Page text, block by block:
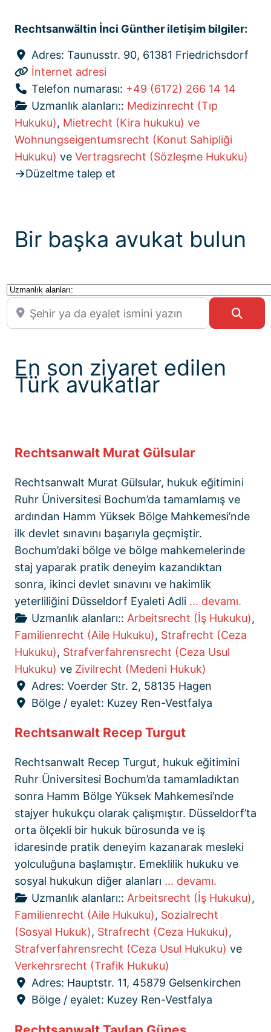
Rechtsanwältin İnci Günther iletişim bilgiler:
Adres: Taunusstr. 90, 61381 Friedrichsdorf
İnternet adresi
Telefon numarası: +49 (6172) 266 14 14
Uzmanlık alanları:: Medizinrecht (Tıp
Hukuku), Mietrecht (Kira hukuku) ve
Wohnungseigentumsrecht (Konut Sahipliği
Hukuku) ve Vertragsrecht (Sözleşme Hukuku)
Düzeltme talep et
Bir başka avukat bulun
Uzmanlık alanları:
Şehir ya da eyalet ismini yazın
En son ziyaret edilen
Türk avukatlar
Rechtsanwalt Murat Gülsular
Rechtsanwalt Murat Gülsular, hukuk eğitimini
Ruhr Üniversitesi Bochum’da tamamlamış ve
ardından Hamm Yüksek Bölge Mahkemesi’nde
ilk devlet sınavını başarıyla geçmiştir.
Bochum’daki bölge ve bölge mahkemelerinde
staj yaparak pratik deneyim kazandıktan
sonra, ikinci devlet sınavını ve hakimlik
yeterliliğini Düsseldorf Eyaleti Adli ... devamı.
Uzmanlık alanları:: Arbeitsrecht (İş Hukuku),
Familienrecht (Aile Hukuku), Strafrecht (Ceza
Hukuku), Strafverfahrensrecht (Ceza Usul
Hukuku) ve Zivilrecht (Medeni Hukuk)
Adres: Voerder Str. 2, 58135 Hagen
Bölge / eyalet: Kuzey Ren-Vestfalya
Rechtsanwalt Recep Turgut
Rechtsanwalt Recep Turgut, hukuk eğitimini
Ruhr Üniversitesi Bochum’da tamamladıktan
sonra Hamm Bölge Yüksek Mahkemesi’nde
stajyer hukukçu olarak çalışmıştır. Düsseldorf’ta
orta ölçekli bir hukuk bürosunda ve iş
idaresinde pratik deneyim kazanarak mesleki
yolculuğuna başlamıştır. Emeklilik hukuku ve
sosyal hukukun diğer alanları ... devamı.
Uzmanlık alanları:: Arbeitsrecht (İş Hukuku),
Familienrecht (Aile Hukuku), Sozialrecht
(Sosyal Hukuk), Strafrecht (Ceza Hukuku),
Strafverfahrensrecht (Ceza Usul Hukuku) ve
Verkehrsrecht (Trafik Hukuku)
Adres: Hauptstr. 11, 45879 Gelsenkirchen
Bölge / eyalet: Kuzey Ren-Vestfalya